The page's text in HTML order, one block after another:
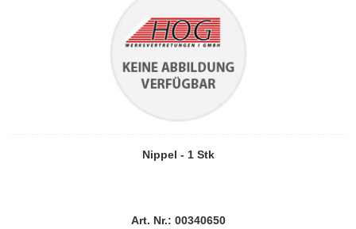
Nippel - 1 Stk
Art. Nr.: 00340650